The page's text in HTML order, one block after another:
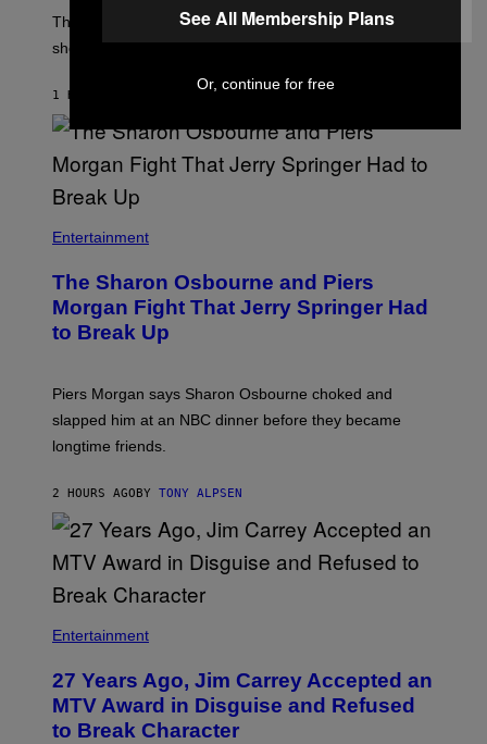
The producer of ‘My Scene Goes Hollywood’ later said
she was “mortified” that Weinstein appeared in the film.
1 HOUR AGO TONY ALPSEN
Entertainment
The Sharon Osbourne and Piers
Morgan Fight That Jerry Springer Had
to Break Up
Piers Morgan says Sharon Osbourne choked and
slapped him at an NBC dinner before they became
longtime friends.
2 HOURS AGO BY TONY ALPSEN
Entertainment
27 Years Ago, Jim Carrey Accepted an
MTV Award in Disguise and Refused
to Break Character
See All Membership Plans
Or, continue for free